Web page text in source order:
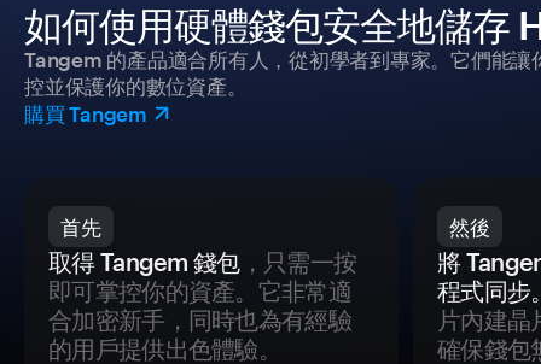
如何使用硬體錢包安全地儲存
Tangem 的產品適合所有人，從初學者到專家。它們能
控並保護你的數位資產。
購買 Tangem
首先
取得 Tangem 錢包，只需一按
即可掌控你的資產。它非常適
合加密新手，同時也為有經驗
的用戶提供出色體驗。
然後
將
程式同步
片內建晶
確保錢包